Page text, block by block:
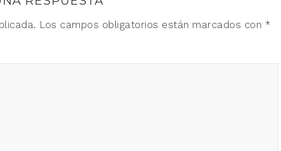
Los campos obligatorios están marcados con *